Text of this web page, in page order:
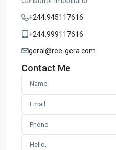
+244.945117616
+244.999117616
geral@ree-gera.com
Contact Me